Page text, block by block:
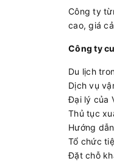
Công ty
cao, giá
Công ty
Du lịch
Dịch vụ
Đại lý của
Thủ tục
Hướng
Tổ chức
Đặt chỗ